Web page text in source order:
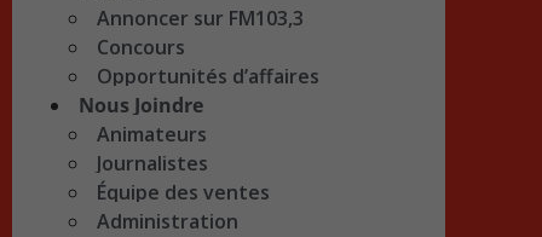
Annoncer sur FM103,3
Concours
Opportunités d’affaires
Nous Joindre
Animateurs
Journalistes
Équipe des ventes
Administration